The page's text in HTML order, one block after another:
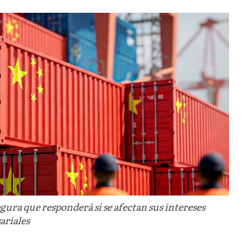
que responderá si se afectan sus intereses